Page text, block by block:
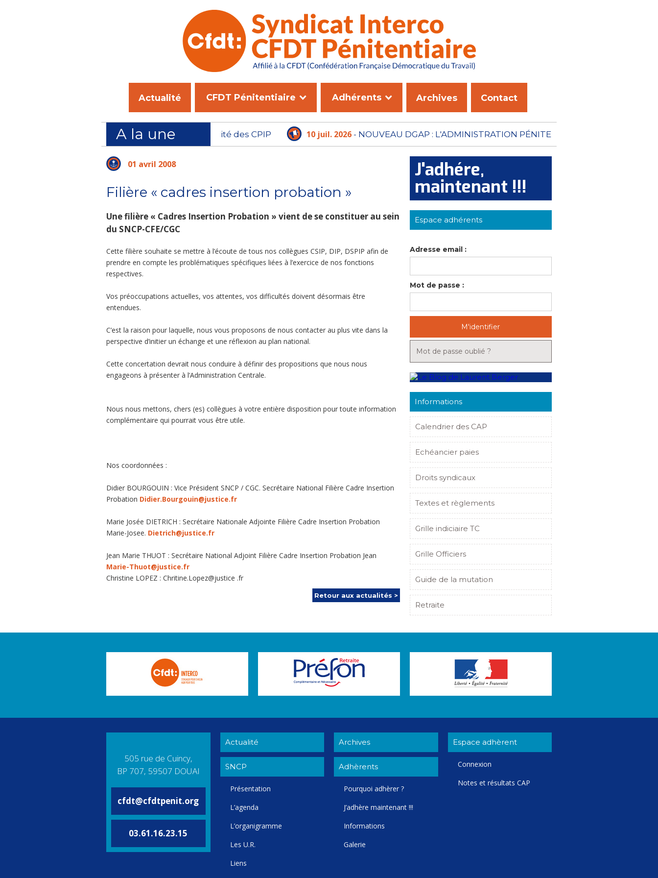
Actualité CFDT Pénitentiaire Adhérents Archives Contact
A la une 10 juil. 2026
- NOUVEAU DGAP : L'ADMINISTRATION PÉNITENTIAIRE N'A
PLUS LE TEMPS D'ATTENDRE
01 avril 2008
Filière « cadres insertion probation »
Une filière « Cadres Insertion Probation » vient de se constituer au sein
du SNCP-CFE/CGC
Cette filière souhaite se mettre à l’écoute de tous nos collègues CSIP, DIP, DSPIP afin de
prendre en compte les problématiques spécifiques liées à l’exercice de nos fonctions
respectives.
Vos préoccupations actuelles, vos attentes, vos difficultés doivent désormais être
entendues.
C’est la raison pour laquelle, nous vous proposons de nous contacter au plus vite dans la
perspective d’initier un échange et une réflexion au plan national.
Cette concertation devrait nous conduire à définir des propositions que nous nous
engageons à présenter à l’Administration Centrale.
Nous nous mettons, chers (es) collègues à votre entière disposition pour toute information
complémentaire qui pourrait vous être utile.
Nos coordonnées :
Didier BOURGOUIN : Vice Président SNCP / CGC. Secrétaire National Filière Cadre Insertion
Probation Didier.Bourgouin@justice.fr
Marie Josée DIETRICH : Secrétaire Nationale Adjointe Filière Cadre Insertion Probation
Marie-Josee. Dietrich@justice.fr
Jean Marie THUOT : Secrétaire National Adjoint Filière Cadre Insertion Probation Jean
Marie-Thuot@justice.fr
Christine LOPEZ : Chritine.Lopez@justice .fr
Retour aux actualités >
J'adhére,
maintenant !!!
Espace adhérents
Adresse email :
Mot de passe :
M'identifier
Mot de passe oublié ?
Informations
Calendrier des CAP
Echéancier paies
Droits syndicaux
Textes et règlements
Grille indiciaire TC
Grille Officiers
Guide de la mutation
Retraite
505 rue de Cuincy,
BP 707, 59507 DOUAI
cfdt@cfdtpenit.org
03.61.16.23.15
Actualité
SNCP
Présentation
L’agenda
L’organigramme
Les U.R.
Liens
Archives
Adhèrents
Pourquoi adhèrer ?
J’adhère maintenant !!!
Informations
Galerie
Espace adhèrent
Connexion
Notes et résultats CAP